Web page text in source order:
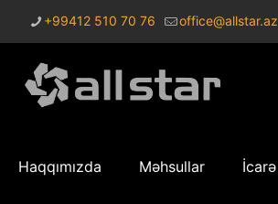
+99412 510 70 76 office@allstar.az
Haqqımızda Məhsullar İcarə